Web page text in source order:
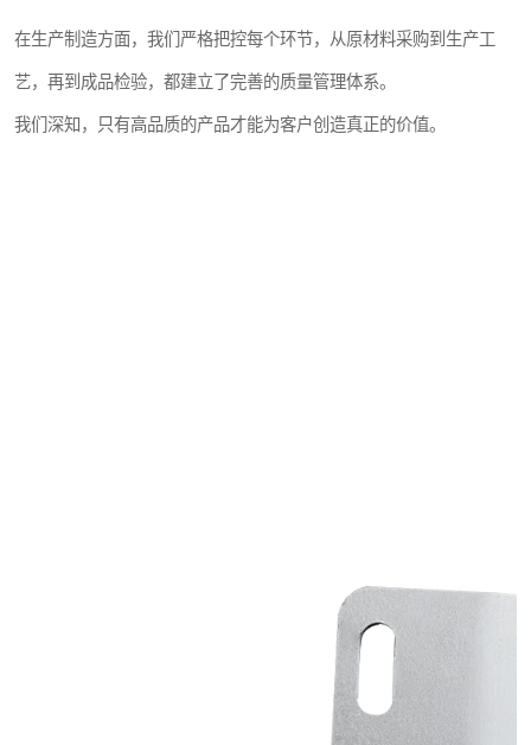
在生产制造方面，我们严格把控每个环节，从原材料采购到生产工
艺，再到成品检验，都建立了完善的质量管理体系。
我们深知，只有高品质的产品才能为客户创造真正的价值。